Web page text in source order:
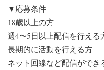
▼応募条件
18歳以上の方
週4〜5日以上配信を行える
長期的に活動を行える方
ネット回線など配信ができ